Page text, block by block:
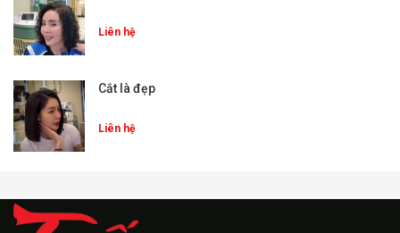
Liên hệ
Cắt là đẹp
Liên hệ